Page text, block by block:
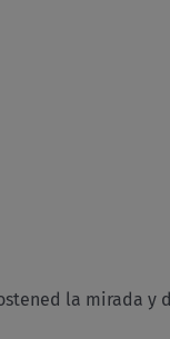
la mirada y